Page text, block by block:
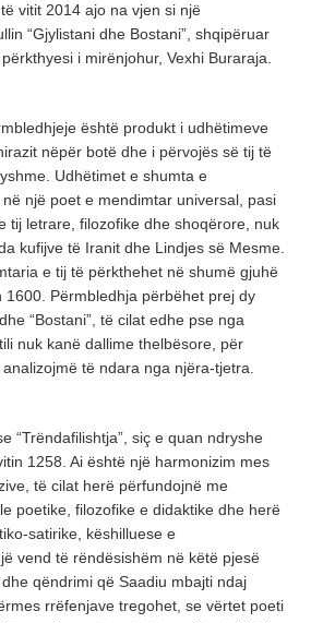
vitit 2014 ajo na vjen si një
“Gjylistani dhe Bostani”, shqipëruar
i mirënjohur, Vexhi Buraraja.
është produkt i udhëtimeve
nëpër botë dhe i përvojës së tij të
Udhëtimet e shumta e
një poet e mendimtar universal, pasi
tij letrare, filozofike dhe shoqërore, nuk
kufijve të Iranit dhe Lindjes së Mesme.
e tij të përkthehet në shumë gjuhë
1600. Përmbledhja përbëhet prej dy
“Bostani”, të cilat edhe pse nga
nuk kanë dallime thelbësore, për
të ndara nga njëra-tjetra.
“Trëndafilishtja”, siç e quan ndryshe
1258. Ai është një harmonizim mes
të cilat herë përfundojnë me
poetike, filozofike e didaktike dhe herë
satirike, këshilluese e
vend të rëndësishëm në këtë pjesë
qëndrimi që Saadiu mbajti ndaj
rrëfenjave tregohet, se vërtet poeti